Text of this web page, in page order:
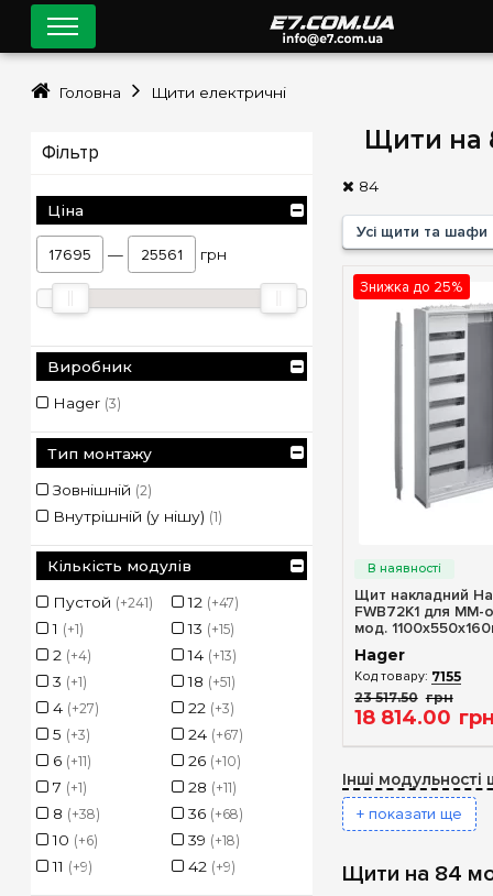
Щити на
84
Усі щити та шафи
Знижка до 25%
Щит накладний
FWB72K1 для ММ-
мод.
Hager
7155
23 517.50 грн
18 814.00 грн
Інші модульності
+ показати ще
Щити на 84
Фільтр
Ціна
— грн
Виробник
Hager (3)
Тип монтажу
Зовнішній (2)
Внутрішній (у нішу) (1)
Кількість модулів
Пустой (+241)
1 (+1)
2 (+4)
3 (+1)
4 (+27)
5 (+3)
6 (+11)
7 (+1)
8 (+38)
10 (+6)
11 (+9)
12 (+47)
13 (+15)
14 (+13)
18 (+51)
22 (+3)
24 (+67)
26 (+10)
28 (+11)
36 (+68)
39 (+18)
42 (+9)
(+51)
(+10)
(+36)
(+2)
(+11)
78(+2)
84
96(+37)
104
108
130
156
180
182
216
Головна Щити електричні